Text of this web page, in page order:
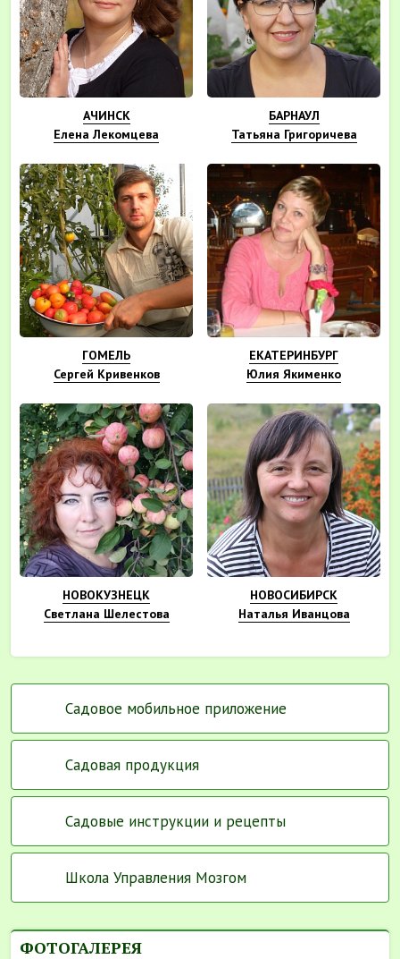
АЧИНСК
Елена Лекомцева
БАРНАУЛ
Татьяна Григоричева
ГОМЕЛЬ
Сергей Кривенков
ЕКАТЕРИНБУРГ
Юлия Якименко
НОВОКУЗНЕЦК
Светлана Шелестова
НОВОСИБИРСК
Наталья Иванцова
Садовое мобильное приложение
Садовая продукция
Садовые инструкции и рецепты
Школа Управления Мозгом
ФОТОГАЛЕРЕЯ